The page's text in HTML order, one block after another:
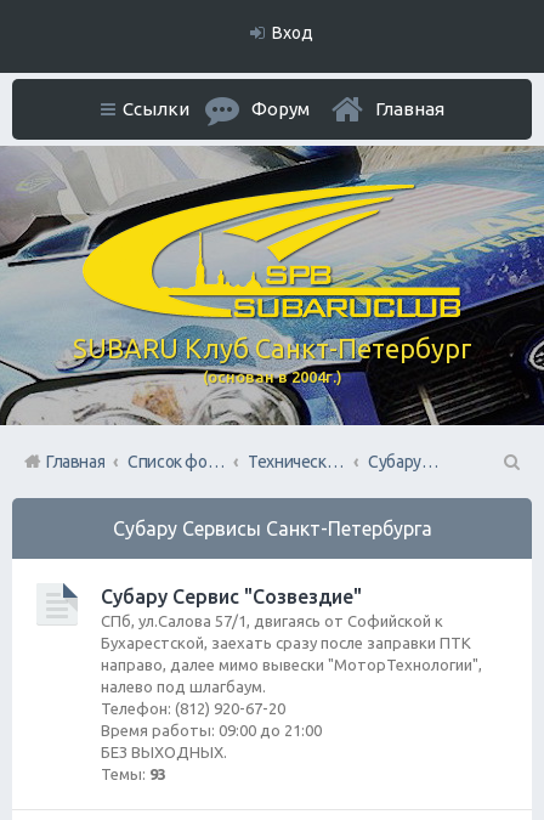
Вход
SUBARU Клуб Санкт-Петербург
(основан в 2004г.)
Ссылки Форум Главная
Главная Список форумов Технический раздел
Субару Cервисы Санкт-Петербурга
П
Субару Cервисы Санкт-Петербурга
Субару Сервис "Созвездие"
СПб, ул.Салова 57/1, двигаясь от Софийской к
Бухарестской, заехать сразу после заправки ПТК
направо, далее мимо вывески "МоторТехнологии",
налево под шлагбаум.
Телефон: (812) 920-67-20
Время работы: 09:00 до 21:00
БЕЗ ВЫХОДНЫХ.
Темы: 93